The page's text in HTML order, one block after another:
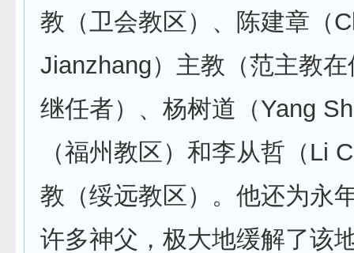
教（卫会教区）、陈建章（
Jianzhang）主教（范主教
继任者）、杨树道（Yang
（福州教区）和李从哲（Li
教（绥远教区）。他还为永
许多神父，极大地缓解了该